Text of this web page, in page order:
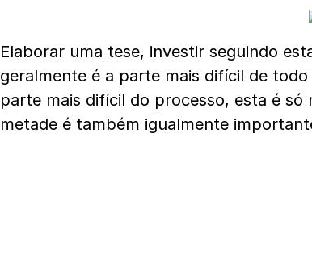
Elaborar uma tese, investir seguindo
geralmente é a parte mais difícil de
parte mais difícil do processo, esta é só
metade é também igualmente